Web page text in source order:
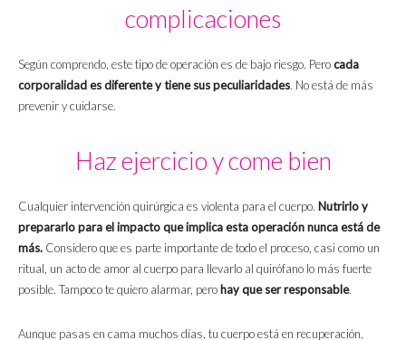
complicaciones
Según comprendo, este tipo de operación es de bajo riesgo. Perocada
corporalidad es diferente y tiene sus peculiaridades. No está de más
prevenir y cuidarse.
Haz ejercicio y come bien
Cualquier intervención quirúrgica es violenta para el cuerpo. Nutrirlo y
prepararlo para el impacto que implica esta operación nunca está de
más. Considero que es parte importante de todo el proceso, casi como un
ritual, un acto de amor al cuerpo para llevarlo al quirófano lo más fuerte
posible. Tampoco te quiero alarmar, pero hay que ser responsable.
Aunque pasas en cama muchos días, tu cuerpo está en recuperación,